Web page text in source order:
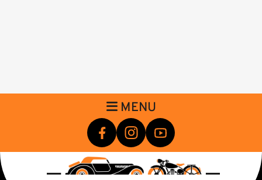
MENU